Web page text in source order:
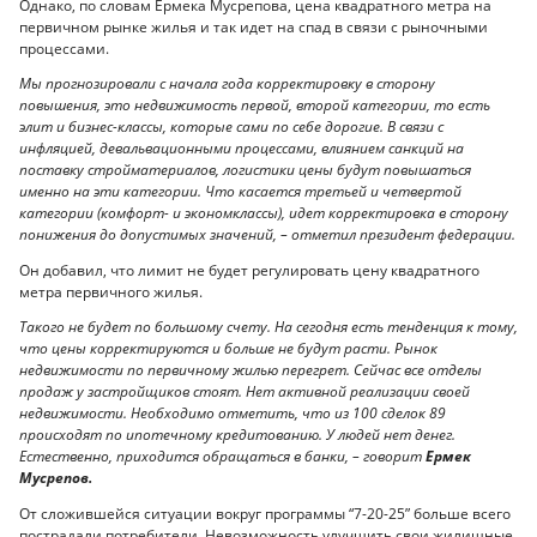
Однако, по словам Ермека Мусрепова, цена квадратного метра на
первичном рынке жилья и так идет на спад в связи с рыночными
процессами.
Мы прогнозировали с начала года корректировку в сторону
повышения, это недвижимость первой, второй категории, то есть
элит и бизнес-классы, которые сами по себе дорогие. В связи с
инфляцией, девальвационными процессами, влиянием санкций на
поставку стройматериалов, логистики цены будут повышаться
именно на эти категории. Что касается третьей и четвертой
категории (комфорт- и экономклассы), идет корректировка в сторону
понижения до допустимых значений, – отметил президент федерации.
Он добавил, что лимит не будет регулировать цену квадратного
метра первичного жилья.
Такого не будет по большому счету. На сегодня есть тенденция к тому,
что цены корректируются и больше не будут расти. Рынок
недвижимости по первичному жилью перегрет. Сейчас все отделы
продаж у застройщиков стоят. Нет активной реализации своей
недвижимости. Необходимо отметить, что из 100 сделок 89
происходят по ипотечному кредитованию. У людей нет денег.
Естественно, приходится обращаться в банки, – говоритЕрмек
Мусрепов.
От сложившейся ситуации вокруг программы “7-20-25” больше всего